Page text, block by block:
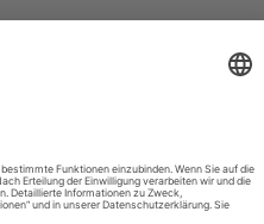
Bad Sassendorf.